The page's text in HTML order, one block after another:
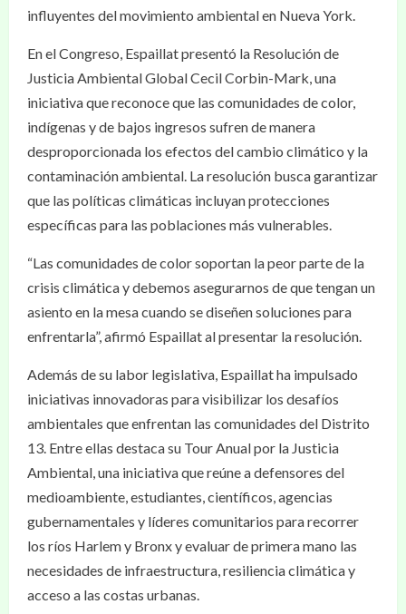
influyentes del movimiento ambiental en Nueva York.
En el Congreso, Espaillat presentó la Resolución de
Justicia Ambiental Global Cecil Corbin-Mark, una
iniciativa que reconoce que las comunidades de color,
indígenas y de bajos ingresos sufren de manera
desproporcionada los efectos del cambio climático y la
contaminación ambiental. La resolución busca garantizar
que las políticas climáticas incluyan protecciones
específicas para las poblaciones más vulnerables.
“Las comunidades de color soportan la peor parte de la
crisis climática y debemos asegurarnos de que tengan un
asiento en la mesa cuando se diseñen soluciones para
enfrentarla”, afirmó Espaillat al presentar la resolución.
Además de su labor legislativa, Espaillat ha impulsado
iniciativas innovadoras para visibilizar los desafíos
ambientales que enfrentan las comunidades del Distrito
13. Entre ellas destaca su Tour Anual por la Justicia
Ambiental, una iniciativa que reúne a defensores del
medioambiente, estudiantes, científicos, agencias
gubernamentales y líderes comunitarios para recorrer
los ríos Harlem y Bronx y evaluar de primera mano las
necesidades de infraestructura, resiliencia climática y
acceso a las costas urbanas.